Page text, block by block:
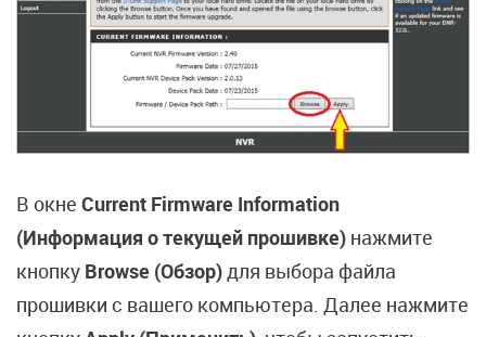
В окне Current Firmware Information
(Информация о текущей прошивке) нажмите
кнопку Browse (Обзор) для выбора файла
прошивки с вашего компьютера. Далее нажмите